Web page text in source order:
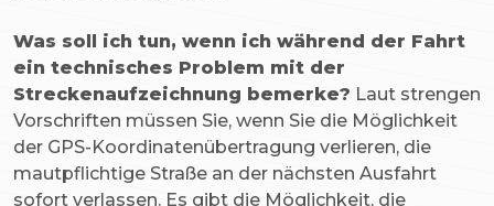
Was soll ich tun, wenn ich während der Fahrt
ein technisches Problem mit der
Streckenaufzeichnung bemerke? Laut strengen
Vorschriften müssen Sie, wenn Sie die Möglichkeit
der GPS-Koordinatenübertragung verlieren, die
mautpflichtige Straße an der nächsten Ausfahrt
sofort verlassen. Es gibt die Möglichkeit, die